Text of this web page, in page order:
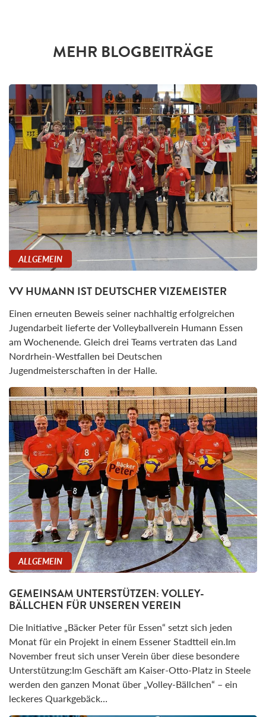
MEHR BLOGBEITRÄGE
ALLGEMEIN
VV HUMANN IST DEUTSCHER VIZEMEISTER
Einen erneuten Beweis seiner nachhaltig erfolgreichen
Jugendarbeit lieferte der Volleyballverein Humann Essen
am Wochenende. Gleich drei Teams vertraten das Land
Nordrhein-Westfallen bei Deutschen
Jugendmeisterschaften in der Halle.
ALLGEMEIN
GEMEINSAM UNTERSTÜTZEN: VOLLEY-
BÄLLCHEN FÜR UNSEREN VEREIN
Die Initiative „Bäcker Peter für Essen“ setzt sich jeden
Monat für ein Projekt in einem Essener Stadtteil ein.Im
November freut sich unser Verein über diese besondere
Unterstützung:Im Geschäft am Kaiser-Otto-Platz in Steele
werden den ganzen Monat über „Volley-Bällchen“ – ein
leckeres Quarkgebäck…